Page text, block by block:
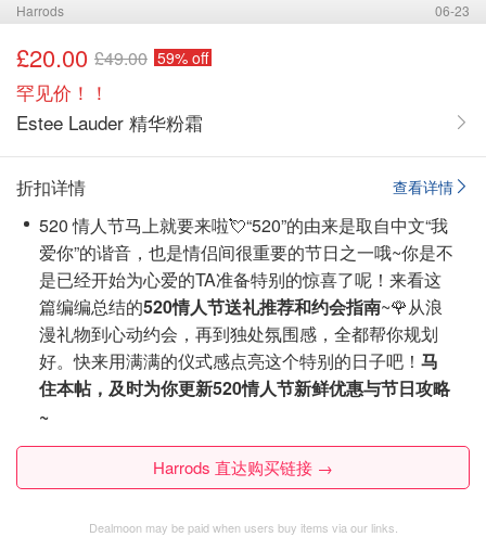
Harrods 06-23
£20.00 £49.00 59% off
罕见价！！
Estee Lauder 精华粉霜
查看详情
折扣详情
520 情人节马上就要来啦💘“520”的由来是取自中文“我
爱你”的谐音，也是情侣间很重要的节日之一哦~你是不
是已经开始为心爱的TA准备特别的惊喜了呢！来看这
篇编编总结的520情人节送礼推荐和约会指南~🌹从浪
漫礼物到心动约会，再到独处氛围感，全都帮你规划
好。快来用满满的仪式感点亮这个特别的日子吧！ 马
住本帖，及时为你更新520情人节新鲜优惠与节日攻略
~
Harrods 直达购买链接 →
Dealmoon may be paid when users buy items via our links.